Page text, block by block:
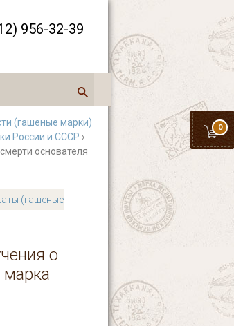
956-32-39
0
(гашеные марки)
России и СССР ›
основателя
(гашеные
о